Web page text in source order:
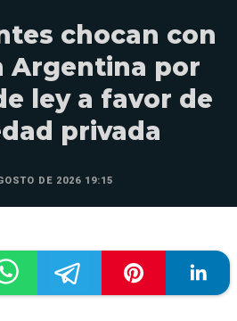
chocan con
Argentina por
ley a favor de
privada
DE 2026 19:15